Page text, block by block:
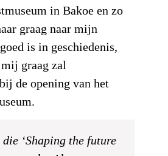
in Bakoe en zo
graag naar mijn
is in geschiedenis,
graag zal
de opening van het
‘Shaping the future